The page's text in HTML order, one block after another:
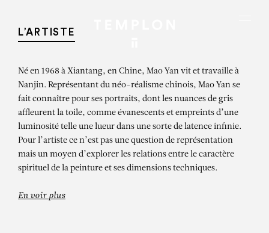
L’ARTISTE
Né en 1968 à Xiantang, en Chine, Mao Yan vit et travaille à
Nanjin. Représentant du néo-réalisme chinois, Mao Yan se
fait connaître pour ses portraits, dont les nuances de gris
affleurent la toile, comme évanescents et empreints d’une
luminosité telle une lueur dans une sorte de latence infinie.
Pour l’artiste ce n’est pas une question de représentation
mais un moyen d’explorer les relations entre le caractère
spirituel de la peinture et ses dimensions techniques.
En voir plus